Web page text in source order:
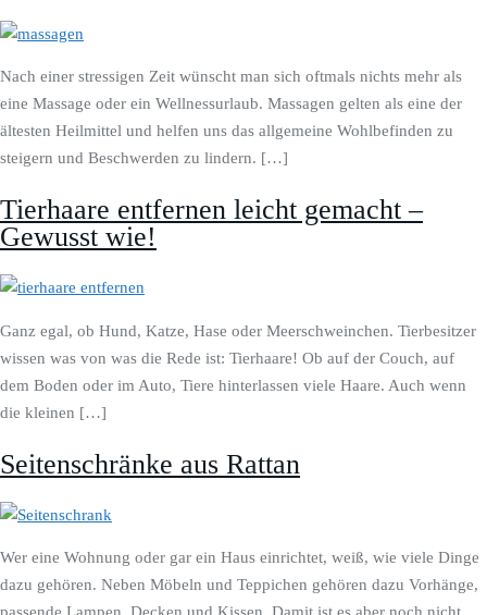
Nach einer stressigen Zeit wünscht man sich oftmals nichts mehr als
eine Massage oder ein Wellnessurlaub. Massagen gelten als eine der
ältesten Heilmittel und helfen uns das allgemeine Wohlbefinden zu
steigern und Beschwerden zu lindern. […]
Tierhaare entfernen leicht gemacht –
Gewusst wie!
Ganz egal, ob Hund, Katze, Hase oder Meerschweinchen. Tierbesitzer
wissen was von was die Rede ist: Tierhaare! Ob auf der Couch, auf
dem Boden oder im Auto, Tiere hinterlassen viele Haare. Auch wenn
die kleinen […]
Seitenschränke aus Rattan
Wer eine Wohnung oder gar ein Haus einrichtet, weiß, wie viele Dinge
dazu gehören. Neben Möbeln und Teppichen gehören dazu Vorhänge,